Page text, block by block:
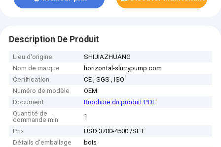
Description De Produit
Lieu d'origine
SHIJIAZHUANG
Nom de marque
horizontal-slurrypump.com
Certification
CE , SGS , ISO
Numéro de modèle
OEM
Document
Brochure du produit PDF
Quantité de
commande min
1
Prix
USD 3700-4500 /SET
Détails d'emballage
bois